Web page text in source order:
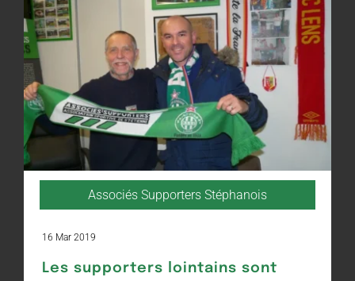
Associés Supporters Stéphanois
16 Mar 2019
Les supporters lointains sont